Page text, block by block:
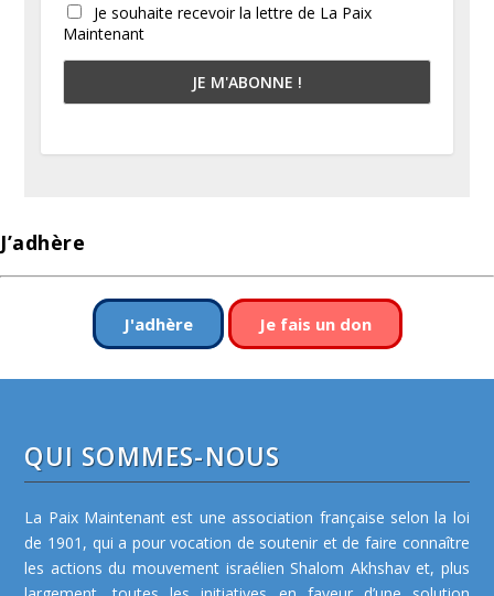
Je souhaite recevoir la lettre de La Paix
Maintenant
J’adhère
J'adhère Je fais un don
QUI SOMMES-NOUS
La Paix Maintenant est une association française selon la loi
de 1901, qui a pour vocation de soutenir et de faire connaître
les actions du mouvement israélien Shalom Akhshav et, plus